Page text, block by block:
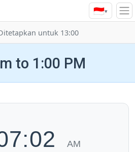
🇮🇩▾
untuk 13:00
to 1:00 PM
AM